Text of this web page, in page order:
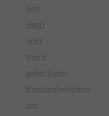
sein
mag)
oder
frisch
gebackene
Rosinenbrötchen
aus